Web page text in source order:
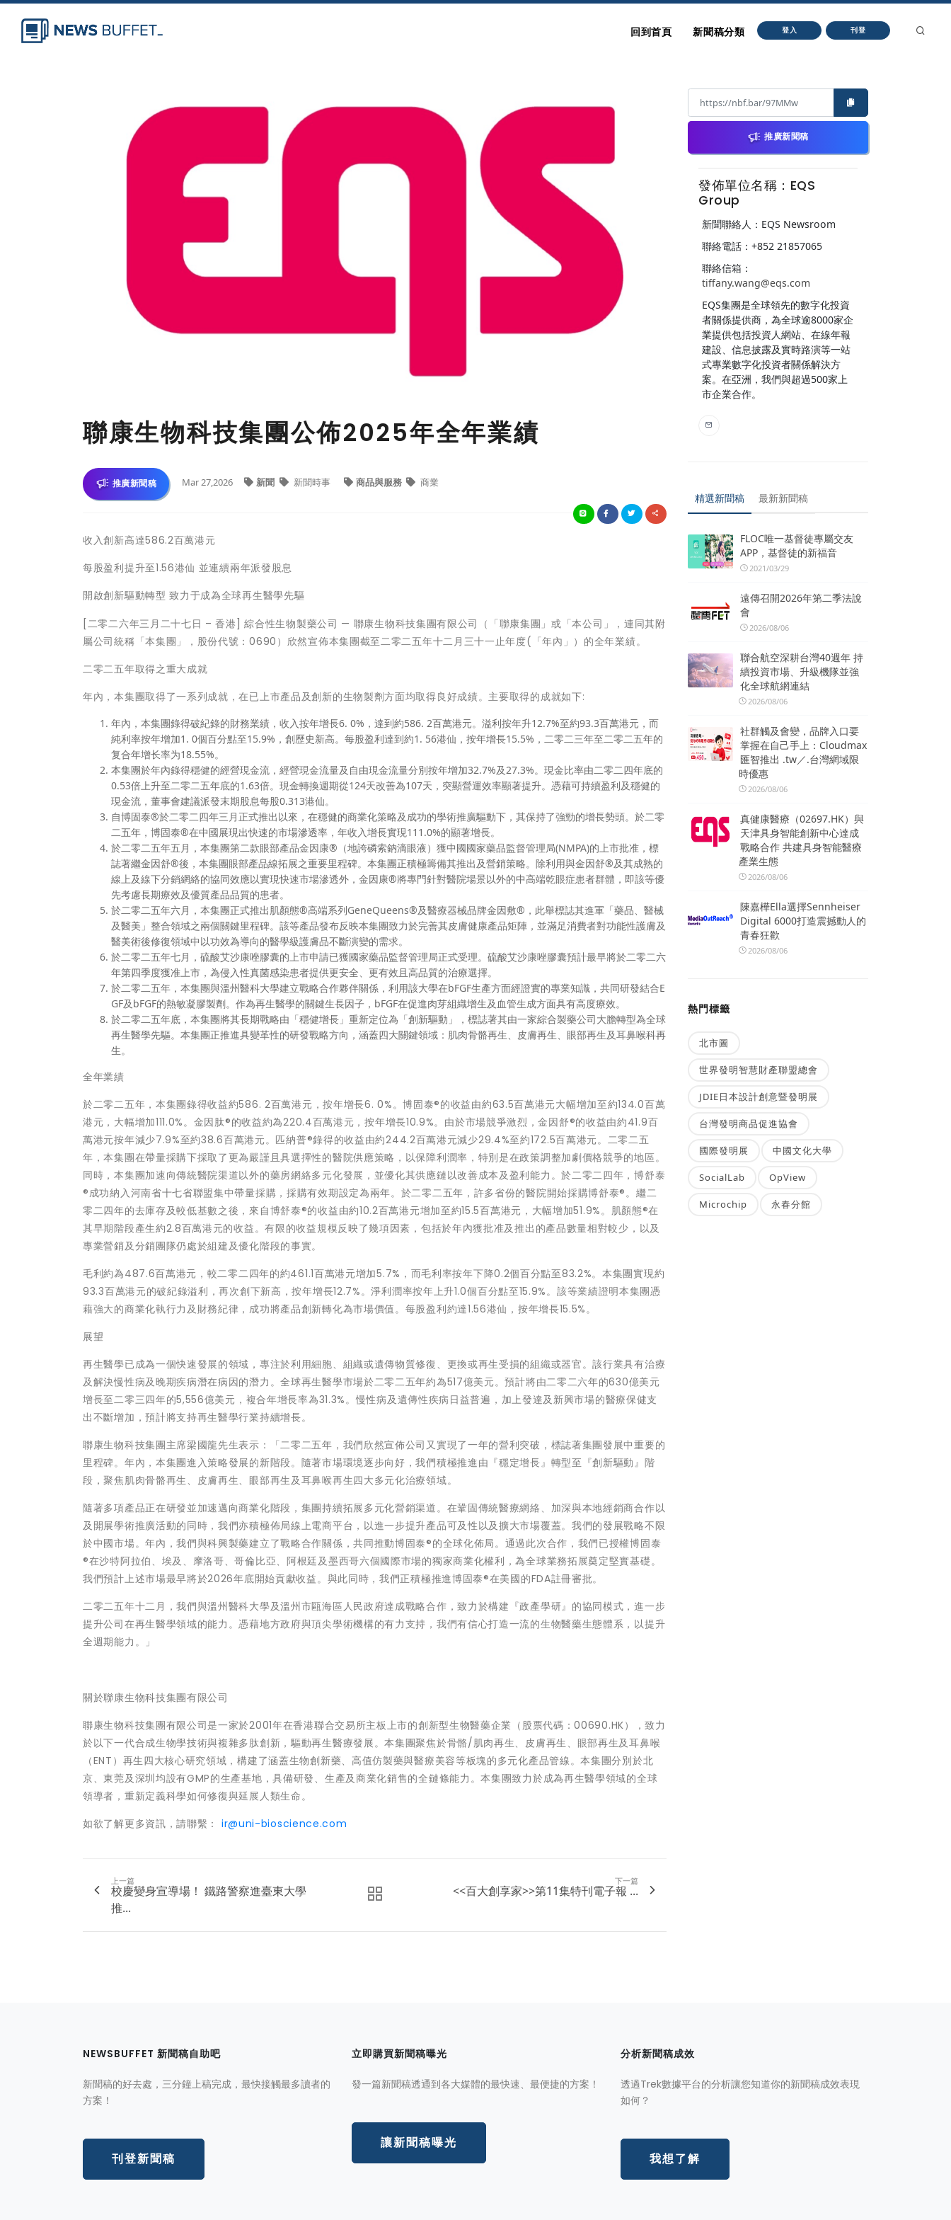
回到首頁 新聞稿分類 登入 刊登
聯康生物科技集團公佈2025年全年業績
推廣新聞稿 Mar 27,2026 新聞 新聞時事 商品與服務 商業
收入創新高達586.2百萬港元
每股盈利提升至1.56港仙 並連續兩年派發股息
開啟創新驅動轉型 致力于成為全球再生醫學先驅
[二零二六年三月二十七日 – 香港] 綜合性生物製藥公司 — 聯康生物科技集團有限公司（「聯康集團」或「本公司」，連同其附
屬公司統稱「本集團」，股份代號：0690）欣然宣佈本集團截至二零二五年十二月三十一止年度(「年內」）的全年業績。
二零二五年取得之重大成就
年內，本集團取得了一系列成就，在已上市產品及創新的生物製劑方面均取得良好成績。主要取得的成就如下:
年內，本集團錄得破紀錄的財務業績，收入按年增長6. 0%，達到約586. 2百萬港元。溢利按年升12.7%至約93.3百萬港元，而
純利率按年增加1. 0個百分點至15.9%，創歷史新高。每股盈利達到約1. 56港仙，按年增長15.5%，二零二三年至二零二五年的
复合年增长率为18.55%。
本集團於年內錄得穩健的經營現金流，經營現金流量及自由現金流量分別按年增加32.7%及27.3%。現金比率由二零二四年底的
0.53倍上升至二零二五年底的1.63倍。現金轉換週期從124天改善為107天，突顯營運效率顯著提升。憑藉可持續盈利及穩健的
現金流，董事會建議派發末期股息每股0.313港仙。
自博固泰®於二零二四年三月正式推出以來，在穩健的商業化策略及成功的學術推廣驅動下，其保持了強勁的增長勢頭。於二零
二五年，博固泰®在中國展現出快速的市場滲透率，年收入增長實現111.0%的顯著增長。
於二零二五年五月，本集團第二款眼部產品金因康®（地誇磷索鈉滴眼液）獲中國國家藥品監督管理局(NMPA)的上市批准，標
誌著繼金因舒®後，本集團眼部產品線拓展之重要里程碑。本集團正積極籌備其推出及營銷策略。除利用與金因舒®及其成熟的
線上及線下分銷網絡的協同效應以實現快速市場滲透外，金因康®將專門針對醫院場景以外的中高端乾眼症患者群體，即該等優
先考慮長期療效及優質產品品質的患者。
於二零二五年六月，本集團正式推出肌顏態®高端系列GeneQueens®及醫療器械品牌金因敷®，此舉標誌其進軍「藥品、醫械
及醫美」整合領域之兩個關鍵里程碑。該等產品發布反映本集團致力於完善其皮膚健康產品矩陣，並滿足消費者對功能性護膚及
醫美術後修復領域中以功效為導向的醫學級護膚品不斷演變的需求。
於二零二五年七月，硫酸艾沙康唑膠囊的上市申請已獲國家藥品監督管理局正式受理。硫酸艾沙康唑膠囊預計最早將於二零二六
年第四季度獲准上市，為侵入性真菌感染患者提供更安全、更有效且高品質的治療選擇。
於二零二五年，本集團與溫州醫科大學建立戰略合作夥伴關係，利用該大學在bFGF生產方面經證實的專業知識，共同研發結合E
GF及bFGF的熱敏凝膠製劑。作為再生醫學的關鍵生長因子，bFGF在促進肉芽組織增生及血管生成方面具有高度療效。
於二零二五年底，本集團將其長期戰略由「穩健增長」重新定位為「創新驅動」，標誌著其由一家綜合製藥公司大膽轉型為全球
再生醫學先驅。本集團正推進具變革性的研發戰略方向，涵蓋四大關鍵領域：肌肉骨骼再生、皮膚再生、眼部再生及耳鼻喉科再
生。
全年業績
於二零二五年，本集團錄得收益約586. 2百萬港元，按年增長6. 0%。博固泰®的收益由約63.5百萬港元大幅增加至約134.0百萬
港元，大幅增加111.0%。金因肽®的收益約為220.4百萬港元，按年增長10.9%。由於市場競爭激烈，金因舒®的收益由約41.9百
萬港元按年減少7.9%至約38.6百萬港元。匹納普®錄得的收益由約244.2百萬港元減少29.4%至約172.5百萬港元。二零二五
年，本集團在帶量採購下採取了更為嚴謹且具選擇性的醫院供應策略，以保障利潤率，特別是在政策調整加劇價格競爭的地區。
同時，本集團加速向傳統醫院渠道以外的藥房網絡多元化發展，並優化其供應鏈以改善成本及盈利能力。於二零二四年，博舒泰
®成功納入河南省十七省聯盟集中帶量採購，採購有效期設定為兩年。於二零二五年，許多省份的醫院開始採購博舒泰®。繼二
零二四年的去庫存及較低基數之後，來自博舒泰®的收益由約10.2百萬港元增加至約15.5百萬港元，大幅增加51.9%。肌顏態®在
其早期階段產生約2.8百萬港元的收益。有限的收益規模反映了幾項因素，包括於年內獲批准及推出的產品數量相對較少，以及
專業營銷及分銷團隊仍處於組建及優化階段的事實。
毛利約為487.6百萬港元，較二零二四年的約461.1百萬港元增加5.7%，而毛利率按年下降0.2個百分點至83.2%。本集團實現約
93.3百萬港元的破紀錄溢利，再次創下新高，按年增長12.7%。淨利潤率按年上升1.0個百分點至15.9%。該等業績證明本集團憑
藉強大的商業化執行力及財務紀律，成功將產品創新轉化為市場價值。每股盈利約達1.56港仙，按年增長15.5%。
展望
再生醫學已成為一個快速發展的領域，專注於利用細胞、組織或遺傳物質修復、更換或再生受損的組織或器官。該行業具有治療
及解決慢性病及晚期疾病潛在病因的潛力。全球再生醫學市場於二零二五年約為517億美元。預計將由二零二六年的630億美元
增長至二零三四年的5,556億美元，複合年增長率為31.3%。慢性病及遺傳性疾病日益普遍，加上發達及新興市場的醫療保健支
出不斷增加，預計將支持再生醫學行業持續增長。
聯康生物科技集團主席梁國龍先生表示：「二零二五年，我們欣然宣佈公司又實現了一年的營利突破，標誌著集團發展中重要的
里程碑。年內，本集團進入策略發展的新階段。隨著市場環境逐步向好，我們積極推進由『穩定增長』轉型至『創新驅動』階
段，聚焦肌肉骨骼再生、皮膚再生、眼部再生及耳鼻喉再生四大多元化治療領域。
隨著多項產品正在研發並加速邁向商業化階段，集團持續拓展多元化營銷渠道。在鞏固傳統醫療網絡、加深與本地經銷商合作以
及開展學術推廣活動的同時，我們亦積極佈局線上電商平台，以進一步提升產品可及性以及擴大市場覆蓋。我們的發展戰略不限
於中國市場。年內，我們與科興製藥建立了戰略合作關係，共同推動博固泰®的全球化佈局。通過此次合作，我們已授權博固泰
®在沙特阿拉伯、埃及、摩洛哥、哥倫比亞、阿根廷及墨西哥六個國際市場的獨家商業化權利，為全球業務拓展奠定堅實基礎。
我們預計上述市場最早將於2026年底開始貢獻收益。與此同時，我們正積極推進博固泰®在美國的FDA註冊審批。
二零二五年十二月，我們與溫州醫科大學及溫州市甌海區人民政府達成戰略合作，致力於構建『政產學研』的協同模式，進一步
提升公司在再生醫學領域的能力。憑藉地方政府與頂尖學術機構的有力支持，我們有信心打造一流的生物醫藥生態體系，以提升
全週期能力。」
關於聯康生物科技集團有限公司
聯康生物科技集團有限公司是一家於2001年在香港聯合交易所主板上市的創新型生物醫藥企業（股票代碼：00690.HK），致力
於以下一代合成生物學技術與複雜多肽創新，驅動再生醫療發展。本集團聚焦於骨骼/肌肉再生、皮膚再生、眼部再生及耳鼻喉
（ENT）再生四大核心研究領域，構建了涵蓋生物創新藥、高值仿製藥與醫療美容等板塊的多元化產品管線。本集團分別於北
京、東莞及深圳均設有GMP的生產基地，具備研發、生產及商業化銷售的全鏈條能力。本集團致力於成為再生醫學領域的全球
領導者，重新定義科學如何修復與延展人類生命。
如欲了解更多資訊，請聯繫： ir@uni-bioscience.com
上一篇
校慶變身宣導場！ 鐵路警察進臺東大學
推...
下一篇
<<百大創享家>>第11集特刊電子報 ...
推廣新聞稿
發佈單位名稱：EQS
Group
新聞聯絡人：EQS Newsroom
聯絡電話：+852 21857065
聯絡信箱：
tiffany.wang@eqs.com
EQS集團是全球領先的數字化投資
者關係提供商，為全球逾8000家企
業提供包括投資人網站、在線年報
建設、信息披露及實時路演等一站
式專業數字化投資者關係解決方
案。在亞洲，我們與超過500家上
市企業合作。
精選新聞稿 最新新聞稿
FLOC唯一基督徒專屬交友
APP，基督徒的新福音
2021/03/29
遠傳召開2026年第二季法說
會
2026/08/06
聯合航空深耕台灣40週年 持
續投資市場、升級機隊並強
化全球航網連結
2026/08/06
社群觸及會變，品牌入口要
掌握在自己手上：Cloudmax
匯智推出 .tw／.台灣網域限
時優惠
2026/08/06
真健康醫療（02697.HK）與
天津具身智能創新中心達成
戰略合作 共建具身智能醫療
產業生態
2026/08/06
陳嘉樺Ella選擇Sennheiser
Digital 6000打造震撼動人的
青春狂歡
2026/08/06
熱門標籤
北市圖
世界發明智慧財產聯盟總會
JDIE日本設計創意暨發明展
台灣發明商品促進協會
國際發明展 中國文化大學
SocialLab OpView
Microchip 永春分館
NEWSBUFFET 新聞稿自助吧
新聞稿的好去處，三分鐘上稿完成，最快接觸最多讀者的
方案！
刊登新聞稿
立即購買新聞稿曝光
發一篇新聞稿透通到各大媒體的最快速、最便捷的方案！
讓新聞稿曝光
分析新聞稿成效
透過Trek數據平台的分析讓您知道你的新聞稿成效表現
如何？
我想了解